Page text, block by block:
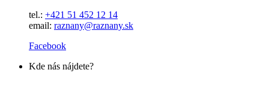
tel.: +421 51 452 12 14
email: raznany@raznany.sk
Facebook
Kde nás nájdete?